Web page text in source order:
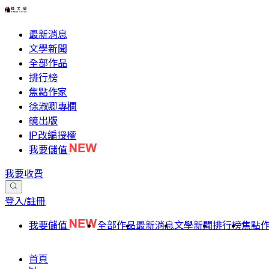
最新消息
文學新聞
全部作品
排行榜
焦點作家
徐淑卿專欄
鏡出版
IP改編授權
我要儲值
我要收費
登入/註冊
我要儲值 全部作品最新消息文學新聞排行榜焦點
首頁